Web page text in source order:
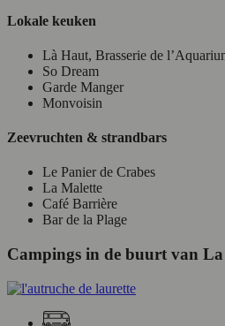
Lokale keuken
Là Haut, Brasserie de
So Dream
Garde Manger
Monvoisin
Zeevruchten & strandbars
Le Panier de Crabes
La Malette
Café Barrière
Bar de la Plage
Campings in de buurt van La